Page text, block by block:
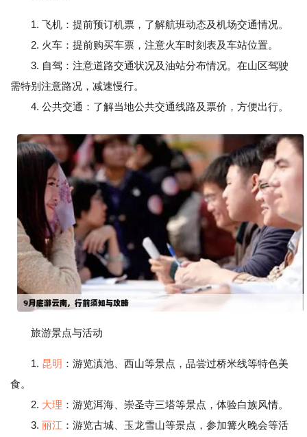
1. 飞机：提前预订机票，了解航班动态及机场交通情况。
2. 火车：提前购买车票，注意火车时刻表及车站位置。
3. 自驾：注意道路交通状况及油站分布情况。在山区驾驶
需特别注意路况，减速慢行。
4. 公共交通：了解当地公共交通线路及票价，方便出行。
旅游景点与活动
1. 昆明 ：游览滇池、西山等景点，品尝过桥米线等特色美
食。
2. 大理 ：游览洱海、崇圣寺三塔等景点，体验白族风情。
3. 丽江 ：游览古城、玉龙雪山等景点，参加篝火晚会等活